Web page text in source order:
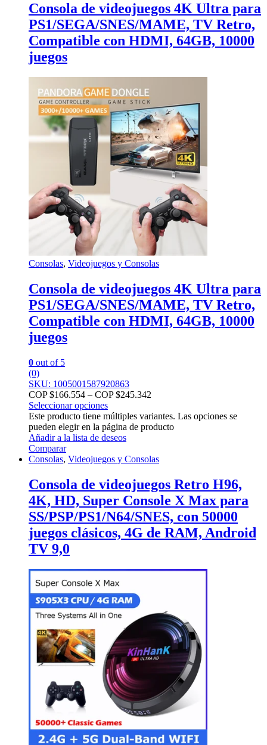
Consola de videojuegos 4K Ultra para
PS1/SEGA/SNES/MAME, TV Retro,
Compatible con HDMI, 64GB, 10000
juegos
Consolas, Videojuegos y Consolas
Consola de videojuegos 4K Ultra para
PS1/SEGA/SNES/MAME, TV Retro,
Compatible con HDMI, 64GB, 10000
juegos
0 out of 5
(0)
SKU: 1005001587920863
COP $166.554 – COP $245.342
Seleccionar opciones
Este producto tiene múltiples variantes. Las opciones se
pueden elegir en la página de producto
Añadir a la lista de deseos
Comparar
Consolas, Videojuegos y Consolas
Consola de videojuegos Retro H96,
4K, HD, Super Console X Max para
SS/PSP/PS1/N64/SNES, con 50000
juegos clásicos, 4G de RAM, Android
TV 9,0